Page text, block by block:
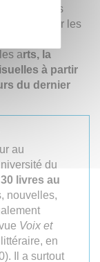
des effets
réflexion sur les
arts, la
à partir
du dernier
au
du
30 livres au
nouvelles,
Voix et
en
Il a surtout